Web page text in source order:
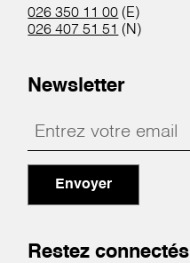
026 350 11 00 (E)
026 407 51 51 (N)
Newsletter
Envoyer
Restez connectés